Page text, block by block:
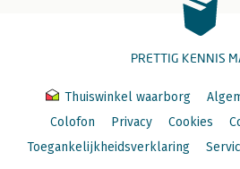
PRETTIG KENNIS
Thuiswinkel waarborg
Colofon
Privacy Cookies
Toegankelijkheidsverklaring